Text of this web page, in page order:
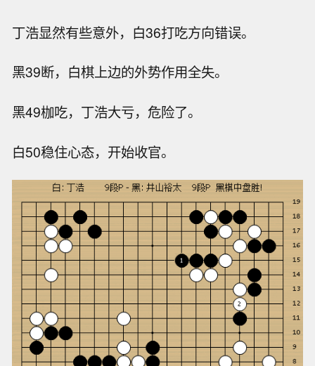
丁浩显然有些意外，白36打吃方向错误。
黑39断，白棋上边的外势作用全失。
黑49枷吃，丁浩大亏，危险了。
白50稳住心态，开始收官。